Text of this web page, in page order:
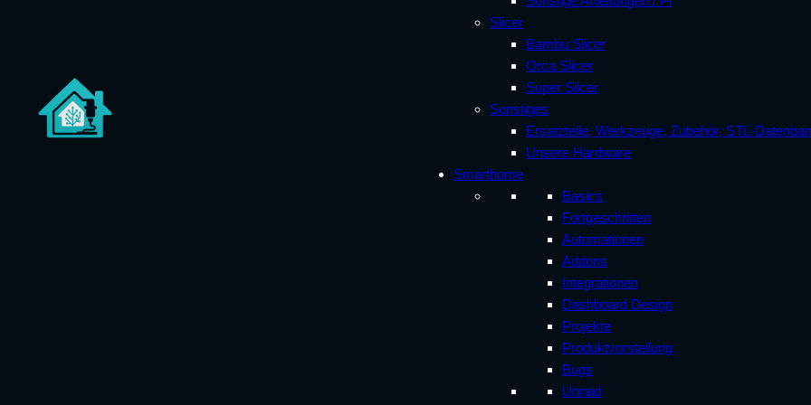
Slicer
Bambu Slicer
Orca Slicer
Super Slicer
Sonstiges
Ersatzteile, Werkzeuge, Zubehör, STL-
Unsere Hardware
Smarthome
Basics
Fortgeschritten
Automationen
Addons
Integrationen
Dashboard Design
Projekte
Produktvorstellung
Bugs
Unraid